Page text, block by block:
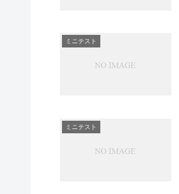
ミニテスト
ミニテスト